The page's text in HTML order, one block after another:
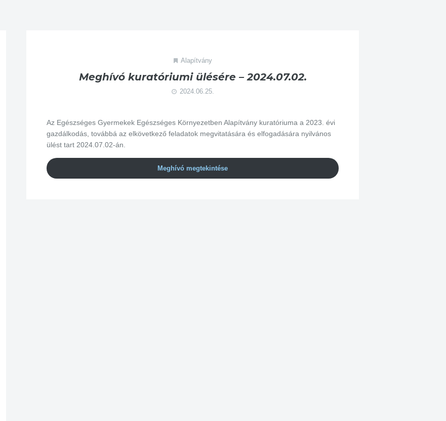
Alapítvány
Meghívó kuratóriumi ülésére – 2024.07.02.
2024.06.25.
Az Egészséges Gyermekek Egészséges Környezetben Alapítvány kuratóriuma a 2023. évi
gazdálkodás, továbbá az elkövetkező feladatok megvitatására és elfogadására nyilvános
ülést tart 2024.07.02-án.
Meghívó megtekintése